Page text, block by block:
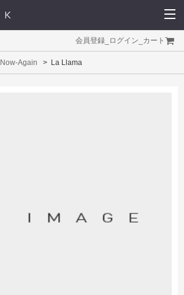
会員登録 ログイン カート
Now-Again La Llama